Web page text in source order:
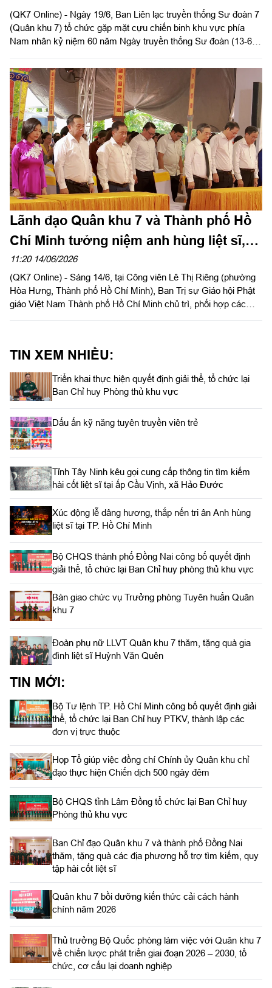
(QK7 Online) - Ngày 19/6, Ban Liên lạc truyền thống Sư đoàn 7
(Quân khu 7) tổ chức gặp mặt cựu chiến binh khu vực phía
Nam nhân kỷ niệm 60 năm Ngày truyền thống Sư đoàn (13-6-
Lãnh đạo Quân khu 7 và Thành phố Hồ
Chí Minh tưởng niệm anh hùng liệt sĩ,
đồng bào yêu nước tại công viên Lê Thị
Riêng
11:20 14/06/2026
(QK7 Online) - Sáng 14/6, tại Công viên Lê Thị Riêng (phường
Hòa Hưng, Thành phố Hồ Chí Minh), Ban Trị sự Giáo hội Phật
giáo Việt Nam Thành phố Hồ Chí Minh chủ trì, phối hợp các
TIN XEM NHIỀU:
Triển khai thực hiện quyết định giải thể, tổ chức lại
Ban Chỉ huy Phòng thủ khu vực
Dấu ấn kỹ năng tuyên truyền viên trẻ
Tỉnh Tây Ninh kêu gọi cung cấp thông tin tìm kiếm
hài cốt liệt sĩ tại ấp Cầu Vịnh, xã Hảo Đước
Xúc động lễ dâng hương, thắp nến tri ân Anh hùng
liệt sĩ tại TP. Hồ Chí Minh
Bộ CHQS thành phố Đồng Nai công bố quyết định
giải thể, tổ chức lại Ban Chỉ huy phòng thủ khu vực
Bàn giao chức vụ Trưởng phòng Tuyên huấn Quân
khu 7
Đoàn phụ nữ LLVT Quân khu 7 thăm, tặng quà gia
đình liệt sĩ Huỳnh Văn Quên
TIN MỚI:
Bộ Tư lệnh TP. Hồ Chí Minh công bố quyết định giải
thể, tổ chức lại Ban Chỉ huy PTKV, thành lập các
đơn vị trực thuộc
Họp Tổ giúp việc đồng chí Chính ủy Quân khu chỉ
đạo thực hiện Chiến dịch 500 ngày đêm
Bộ CHQS tỉnh Lâm Đồng tổ chức lại Ban Chỉ huy
Phòng thủ khu vực
Ban Chỉ đạo Quân khu 7 và thành phố Đồng Nai
thăm, tặng quà các địa phương hỗ trợ tìm kiếm, quy
tập hài cốt liệt sĩ
Quân khu 7 bồi dưỡng kiến thức cải cách hành
chính năm 2026
Thủ trưởng Bộ Quốc phòng làm việc với Quân khu 7
về chiến lược phát triển giai đoạn 2026 – 2030, tổ
chức, cơ cấu lại doanh nghiệp